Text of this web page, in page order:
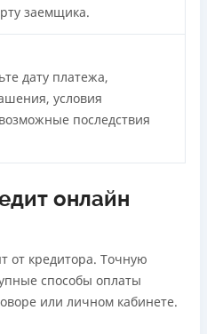
заемщика.
дату платежа,
условия
последствия
онлайн
от кредитора. Точную
способы оплаты
или личном кабинете.